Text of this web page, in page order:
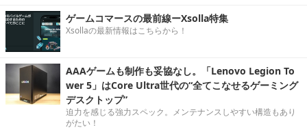
ゲームコマースの最前線ーXsolla特集
Xsollaの最新情報はこちらから！
AAAゲームも制作も妥協なし。「Lenovo Legion To
wer 5」はCore Ultra世代の“全てこなせるゲーミング
デスクトップ”
迫力を感じる強力スペック。メンテナンスしやすい構造もあり
がたい！